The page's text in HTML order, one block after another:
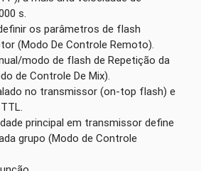
s.
os parâmetros de flash
(Modo De Controle Remoto).
modo de flash de Repetição da
de Controle De Mix).
no transmissor (on-top flash) e
principal em transmissor define
grupo (Modo de Controle